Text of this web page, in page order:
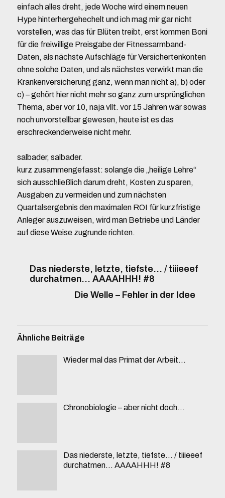
einfach alles dreht, jede Woche wird einem neuen
Hype hinterhergehechelt und ich mag mir gar nicht
vorstellen, was das für Blüten treibt, erst kommen Boni
für die freiwillige Preisgabe der Fitnessarmband-
Daten, als nächste Aufschläge für Versichertenkonten
ohne solche Daten, und als nächstes verwirkt man die
Krankenversicherung ganz, wenn man nicht a), b) oder
c) – gehört hier nicht mehr so ganz zum ursprünglichen
Thema, aber vor 10, naja vllt. vor 15 Jahren wär sowas
noch unvorstellbar gewesen, heute ist es das
erschreckenderweise nicht mehr.
salbader, salbader.
kurz zusammengefasst: solange die „heilige Lehre“
sich ausschließlich darum dreht, Kosten zu sparen,
Ausgaben zu vermeiden und zum nächsten
Quartalsergebnis den maximalen ROI für kurzfristige
Anleger auszuweisen, wird man Betriebe und Länder
auf diese Weise zugrunde richten.
Das niederste, letzte, tiefste… / tiiieeef
durchatmen… AAAAHHH! #8
Die Welle – Fehler in der Idee
Ähnliche Beiträge
Wieder mal das Primat der Arbeit…
Chronobiologie – aber nicht doch…
Das niederste, letzte, tiefste… / tiiieeef
durchatmen… AAAAHHH! #8